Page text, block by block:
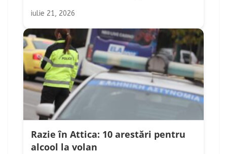
iulie 21, 2026
Razie în Attica: 10 arestări pentru
alcool la volan